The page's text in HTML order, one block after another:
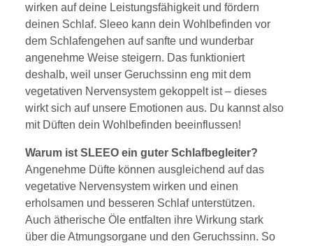
wirken auf deine Leistungsfähigkeit und fördern
deinen Schlaf. Sleeo kann dein Wohlbefinden vor
dem Schlafengehen auf sanfte und wunderbar
angenehme Weise steigern. Das funktioniert
deshalb, weil unser Geruchssinn eng mit dem
vegetativen Nervensystem gekoppelt ist – dieses
wirkt sich auf unsere Emotionen aus. Du kannst also
mit Düften dein Wohlbefinden beeinflussen!
Warum ist SLEEO ein guter Schlafbegleiter?
Angenehme Düfte können ausgleichend auf das
vegetative Nervensystem wirken und einen
erholsamen und besseren Schlaf unterstützen.
Auch ätherische Öle entfalten ihre Wirkung stark
über die Atmungsorgane und den Geruchssinn. So